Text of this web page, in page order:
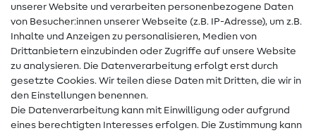
Hilfe & Kontakt
Kontakt
Infos zum Betreiberwechsel
FAQ
Widerrufsrecht
unserer Website und verarbeiten personenbezogene Daten
von Besucher:innen unserer Webseite (z.B. IP-Adresse), um z.B.
Inhalte und Anzeigen zu personalisieren, Medien von
Drittanbietern einzubinden oder Zugriffe auf unsere Website
zu analysieren. Die Datenverarbeitung erfolgt erst durch
gesetzte Cookies. Wir teilen diese Daten mit Dritten, die wir in
den Einstellungen benennen.
Die Datenverarbeitung kann mit Einwilligung oder aufgrund
eines berechtigten Interesses erfolgen. Die Zustimmung kann